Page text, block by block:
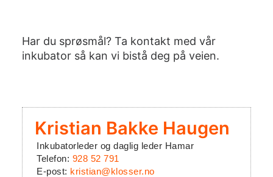
Har du sprøsmål? Ta kontakt med vår
inkubator så kan vi bistå deg på veien.
Kristian Bakke Haugen
Inkubatorleder og daglig leder Hamar
Telefon: 928 52 791
E-post: kristian@klosser.no